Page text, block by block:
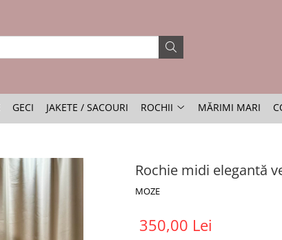
GECI JAKETE / SACOURI ROCHII MĂRIMI MARI
Rochie midi elegantă
MOZE
350,00 Lei